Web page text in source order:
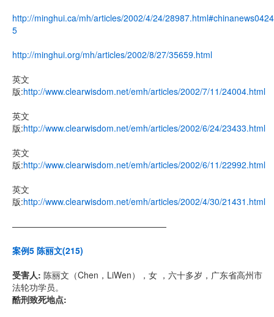
http://minghui.ca/mh/articles/2002/4/24/
5
http://minghui.org/mh/articles/2002/8/27/35659.html
英文
版:http://www.clearwisdom.net/emh/articles/2002/7/11/24004.html
英文
版:http://www.clearwisdom.net/emh/articles/2002/6/24/23433.html
英文
版:http://www.clearwisdom.net/emh/articles/2002/6/11/22992.html
英文
版:http://www.clearwisdom.net/emh/articles/2002/4/30/21431.html
——————————————————
案例5 陈丽文(215)
受害人: 陈丽文（Chen，LiWen），女 ，六十多岁，广东省高州市
法轮功学员。
酷刑致死地点: